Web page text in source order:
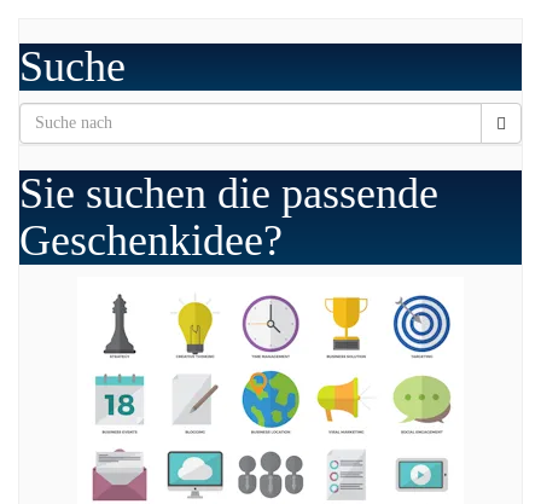
Suche
Sie suchen die passende
Geschenkidee?